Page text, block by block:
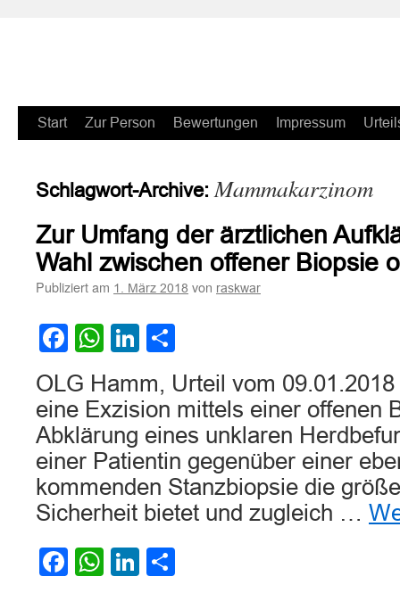
Zum
springen
Start Zur Person Bewertungen Impressum
Schlagwort-Archive:Mammakarzinom
Zur Umfang der ärztlichen
Wahl zwischen offener Biopsie
Publiziert am 1. März 2018 von raskwar
Facebook
WhatsApp
LinkedIn
OLG Hamm, Urteil vom
eine Exzision mittels einer offenen
Abklärung eines unklaren
einer Patientin gegenüber einer
kommenden Stanzbiopsie die
Sicherheit bietet und zugleich …
Facebook
WhatsApp
LinkedIn